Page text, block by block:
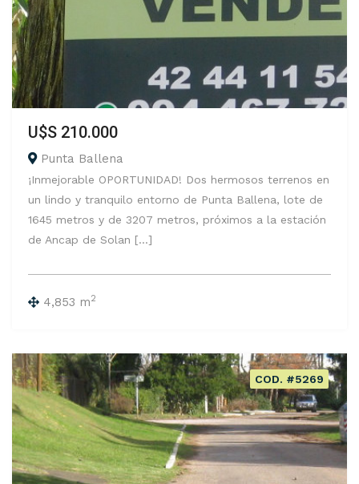
U$S 210.000
Punta Ballena
¡Inmejorable OPORTUNIDAD! Dos hermosos terrenos en
un lindo y tranquilo entorno de Punta Ballena, lote de
1645 metros y de 3207 metros, próximos a la estación
de Ancap de Solan [...]
4,853 m2
COD. #5269